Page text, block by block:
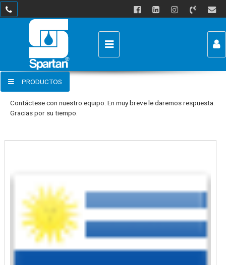
USUARIO
Olvidé mi clave Registro
PRODUCTOS
Contacto
Contáctese con nuestro equipo. En muy breve le daremos respuesta.
Gracias por su tiempo.
Enviar por email
Para
Mensaje